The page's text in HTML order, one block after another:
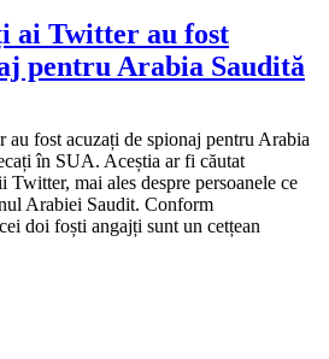
ai Twitter au fost
pentru Arabia Saudită
fost acuzați de spionaj pentru Arabia
în SUA. Aceștia ar fi căutat
mai ales despre persoanele ce
Arabiei Saudit. Conform
doi foști angajți sunt un cetțean